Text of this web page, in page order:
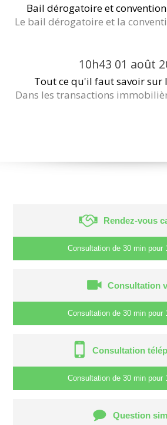
Bail dérogatoire et
Le bail dérogatoire et la
10h43 01 août
Tout ce qu'il faut savoir sur
Dans les transactions
Rendez-vous
Consultation de 30 min pour
Consultation
Consultation de 30 min pour
Consultation
Consultation de 30 min pour
Question